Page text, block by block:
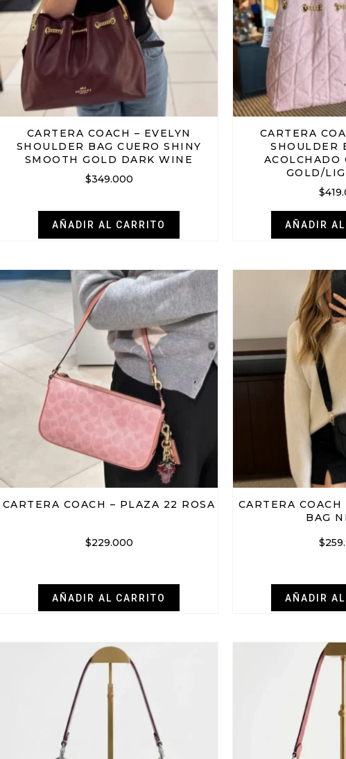
CARTERA COACH – EVELYN
SHOULDER BAG CUERO SHINY
SMOOTH GOLD DARK WINE
$349.000
AÑADIR AL CARRITO
CARTERA
SHOULDER
ACOLCHADO
GOLD/
$
AÑADIR
CARTERA COACH – PLAZA 22 ROSA
$229.000
AÑADIR AL CARRITO
CARTERA
BAG
$
AÑADIR